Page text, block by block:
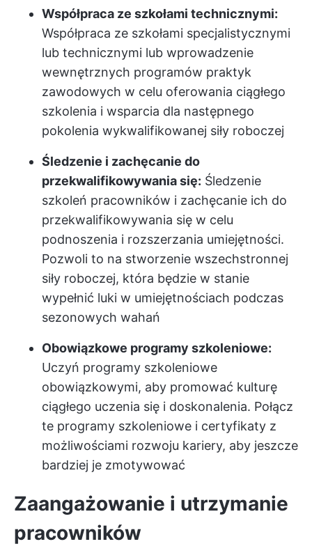
Współpraca ze szkołami technicznymi:
Współpraca ze szkołami specjalistycznymi
lub technicznymi lub wprowadzenie
wewnętrznych programów praktyk
zawodowych w celu oferowania ciągłego
szkolenia i wsparcia dla następnego
pokolenia wykwalifikowanej siły roboczej
Śledzenie i zachęcanie do
przekwalifikowywania się: Śledzenie
szkoleń pracowników i zachęcanie ich do
przekwalifikowywania się w celu
podnoszenia i rozszerzania umiejętności.
Pozwoli to na stworzenie wszechstronnej
siły roboczej, która będzie w stanie
wypełnić luki w umiejętnościach podczas
sezonowych wahań
Obowiązkowe programy szkoleniowe:
Uczyń programy szkoleniowe
obowiązkowymi, aby promować kulturę
ciągłego uczenia się i doskonalenia. Połącz
te programy szkoleniowe i certyfikaty z
możliwościami rozwoju kariery, aby jeszcze
bardziej je zmotywować
Zaangażowanie i utrzymanie
pracowników